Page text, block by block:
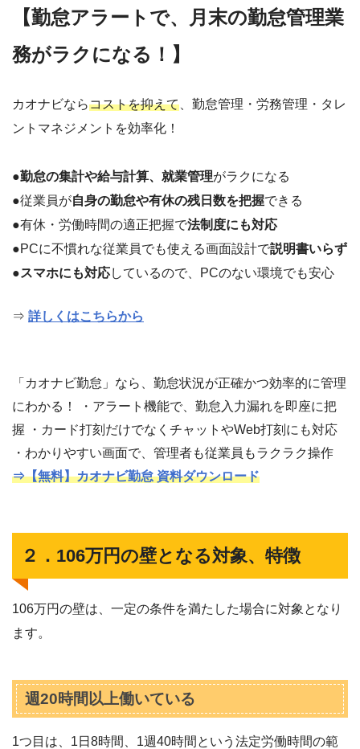
【勤怠アラートで、月末の勤怠管理業
務がラクになる！】
カオナビならコストを抑えて 、勤怠管理・労務管理・タレ
ントマネジメントを効率化！
●勤怠の集計や給与計算、就業管理がラクになる
●従業員が自身の勤怠や有休の残日数を把握できる
●有休・労働時間の適正把握で法制度にも対応
●PCに不慣れな従業員でも使える画面設計で説明書いらず
●スマホにも対応しているので、PCのない環境でも安心
⇒ 詳しくはこちらから
「カオナビ勤怠」なら、勤怠状況が正確かつ効率的に管理
にわかる！ ・アラート機能で、勤怠入力漏れを即座に把
握 ・カード打刻だけでなくチャットやWeb打刻にも対応
・わかりやすい画面で、管理者も従業員もラクラク操作
⇒【無料】カオナビ勤怠 資料ダウンロード
２．106万円の壁となる対象、特徴
106万円の壁は、一定の条件を満たした場合に対象となり
ます。
週20時間以上働いている
1つ目は、1日8時間、1週40時間という法定労働時間の範